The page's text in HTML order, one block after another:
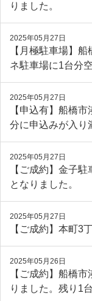
りました。
2025年05月27日
【月極駐車場】
ネ駐車場に1台分
2025年05月27日
【申込有】船橋
分に申込みが入り
2025年05月27日
【ご成約】金子
となりました。
2025年05月27日
【ご成約】本町3
2025年05月26日
【ご成約】船橋
りました。残り1台